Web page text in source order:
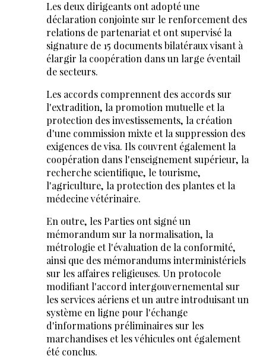
Les deux dirigeants ont adopté une
déclaration conjointe sur le renforcement des
relations de partenariat et ont supervisé la
signature de 15 documents bilatéraux visant à
élargir la coopération dans un large éventail
de secteurs.
Les accords comprennent des accords sur
l'extradition, la promotion mutuelle et la
protection des investissements, la création
d'une commission mixte et la suppression des
exigences de visa. Ils couvrent également la
coopération dans l'enseignement supérieur, la
recherche scientifique, le tourisme,
l'agriculture, la protection des plantes et la
médecine vétérinaire.
En outre, les Parties ont signé un
mémorandum sur la normalisation, la
métrologie et l'évaluation de la conformité,
ainsi que des mémorandums interministériels
sur les affaires religieuses. Un protocole
modifiant l'accord intergouvernemental sur
les services aériens et un autre introduisant un
système en ligne pour l'échange
d'informations préliminaires sur les
marchandises et les véhicules ont également
été conclus.